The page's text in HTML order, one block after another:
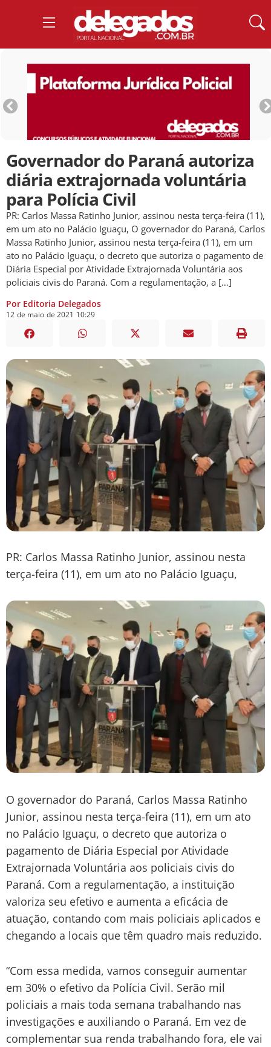
Governador do Paraná autoriza
diária extrajornada voluntária
para Polícia Civil
PR: Carlos Massa Ratinho Junior, assinou nesta terça-feira (11),
em um ato no Palácio Iguaçu, O governador do Paraná, Carlos
Massa Ratinho Junior, assinou nesta terça-feira (11), em um
ato no Palácio Iguaçu, o decreto que autoriza o pagamento de
Diária Especial por Atividade Extrajornada Voluntária aos
policiais civis do Paraná. Com a regulamentação, a […]
Por Editoria Delegados
12 de maio de 2021 10:29
PR: Carlos Massa Ratinho Junior, assinou nesta
terça-feira (11), em um ato no Palácio Iguaçu,
O governador do Paraná, Carlos Massa Ratinho
Junior, assinou nesta terça-feira (11), em um ato
no Palácio Iguaçu, o decreto que autoriza o
pagamento de Diária Especial por Atividade
Extrajornada Voluntária aos policiais civis do
Paraná. Com a regulamentação, a instituição
valoriza seu efetivo e aumenta a eficácia de
atuação, contando com mais policiais aplicados e
chegando a locais que têm quadro mais reduzido.
“Com essa medida, vamos conseguir aumentar
em 30% o efetivo da Polícia Civil. Serão mil
policiais a mais toda semana trabalhando nas
investigações e auxiliando o Paraná. Em vez de
complementar sua renda trabalhando fora, ele vai